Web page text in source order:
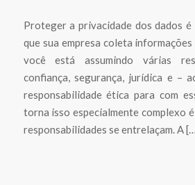
Proteger a privacidade dos dados é
que sua empresa coleta
você está assumindo várias
confiança, segurança, jurídica e –
responsabilidade ética para com
torna isso especialmente complexo
responsabilidades se entrelaçam. A